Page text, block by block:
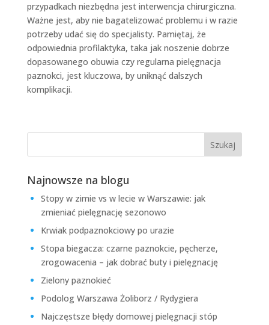
przypadkach niezbędna jest interwencja chirurgiczna.
Ważne jest, aby nie bagatelizować problemu i w razie
potrzeby udać się do specjalisty. Pamiętaj, że
odpowiednia profilaktyka, taka jak noszenie dobrze
dopasowanego obuwia czy regularna pielęgnacja
paznokci, jest kluczowa, by uniknąć dalszych
komplikacji.
Najnowsze na blogu
Stopy w zimie vs w lecie w Warszawie: jak
zmieniać pielęgnację sezonowo
Krwiak podpaznokciowy po urazie
Stopa biegacza: czarne paznokcie, pęcherze,
zrogowacenia – jak dobrać buty i pielęgnację
Zielony paznokieć
Podolog Warszawa Żoliborz / Rydygiera
Najczęstsze błędy domowej pielęgnacji stóp